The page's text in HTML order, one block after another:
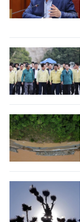
CÁC CHUYÊN
VỀ BÁO NHÂN
THỜI NAY
NHÂN DÂN
MUA BÁO